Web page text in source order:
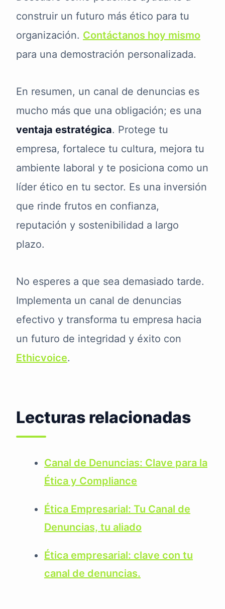
construir un futuro más ético para tu
organización. Contáctanos hoy mismo
para una demostración personalizada.
En resumen, un canal de denuncias es
mucho más que una obligación; es una
ventaja estratégica. Protege tu
empresa, fortalece tu cultura, mejora tu
ambiente laboral y te posiciona como un
líder ético en tu sector. Es una inversión
que rinde frutos en confianza,
reputación y sostenibilidad a largo
plazo.
No esperes a que sea demasiado tarde.
Implementa un canal de denuncias
efectivo y transforma tu empresa hacia
un futuro de integridad y éxito con
Ethicvoice.
Lecturas relacionadas
Canal de Denuncias: Clave para la
Ética y Compliance
Ética Empresarial: Tu Canal de
Denuncias, tu aliado
Ética empresarial: clave con tu
canal de denuncias.